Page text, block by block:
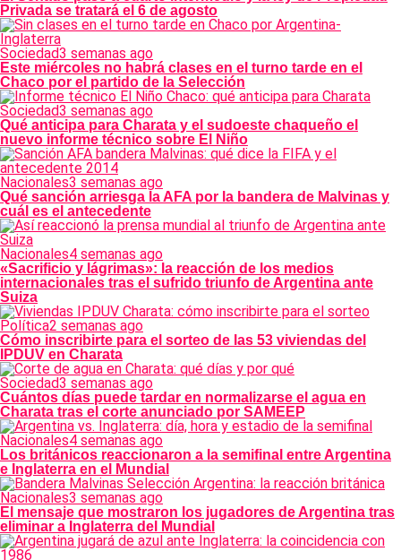
Privada se tratará el 6 de agosto
Sociedad3 semanas ago
Este miércoles no habrá clases en el turno tarde en el
Chaco por el partido de la Selección
Sociedad3 semanas ago
Qué anticipa para Charata y el sudoeste chaqueño el
nuevo informe técnico sobre El Niño
Nacionales3 semanas ago
Qué sanción arriesga la AFA por la bandera de Malvinas y
cuál es el antecedente
Nacionales4 semanas ago
«Sacrificio y lágrimas»: la reacción de los medios
internacionales tras el sufrido triunfo de Argentina ante
Suiza
Política2 semanas ago
Cómo inscribirte para el sorteo de las 53 viviendas del
IPDUV en Charata
Sociedad3 semanas ago
Cuántos días puede tardar en normalizarse el agua en
Charata tras el corte anunciado por SAMEEP
Nacionales4 semanas ago
Los británicos reaccionaron a la semifinal entre Argentina
e Inglaterra en el Mundial
Nacionales3 semanas ago
El mensaje que mostraron los jugadores de Argentina tras
eliminar a Inglaterra del Mundial